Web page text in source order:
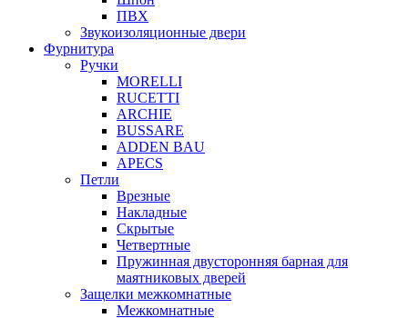
ПВХ
Звукоизоляционные двери
Фурнитура
Ручки
MORELLI
RUCETTI
ARCHIE
BUSSARE
ADDEN BAU
APECS
Петли
Врезные
Накладные
Скрытые
Четвертные
Пружинная двусторонняя барная для
маятниковых дверей
Защелки межкомнатные
Межкомнатные